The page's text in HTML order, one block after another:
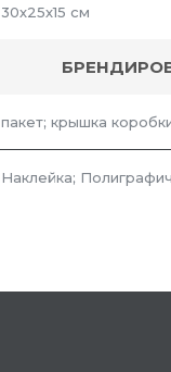
30х25х15 см
пакет; крышка
Наклейка;